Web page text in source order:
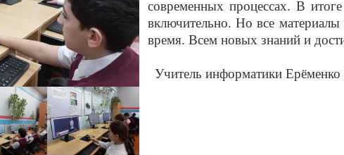
современных процессах. В
включительно. Но все
время. Всем новых знаний и
Учитель информатики